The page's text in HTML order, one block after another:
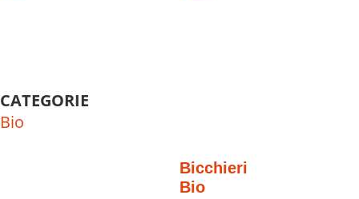
CATEGORIE
Bio
Bicchieri
Bio